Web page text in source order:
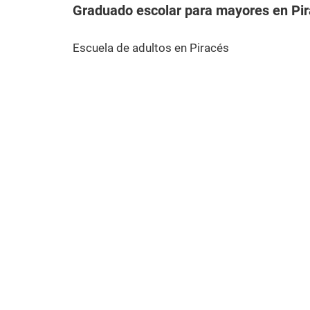
Graduado escolar para mayores en
Escuela de adultos en Piracés